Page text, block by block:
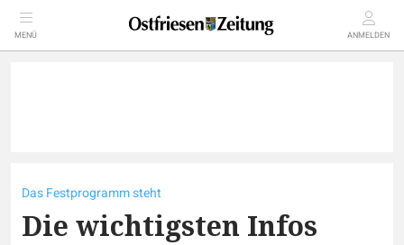
MENÜ ANMELDEN
Das Festprogramm steht
Die wichtigsten Infos